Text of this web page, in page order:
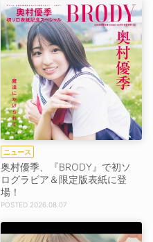
ニュース
奥村優季、『BRODY』で初ソ
ログラビア＆限定版表紙に登
場！
2026.08.07